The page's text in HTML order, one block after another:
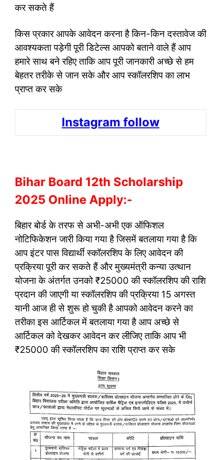
कर सकते हैं
किस प्रकार आपके आवेदन करना है किन-किन दस्तावेज की
आवश्यकता पड़ेगी पूरी डिटेल्स आपको बताने वाले हैं आप
हमारे साथ बने रहिए ताकि आप पूरी जानकारी अच्छे से हम
बेहतर तरीके से जान सके और आप स्कॉलरशिप का लाभ
प्राप्त कर सके
Instagram follow
Bihar Board 12th Scholarship
2025 Online Apply:-
बिहार बोर्ड के तरफ से अभी-अभी एक ऑफिशल
नोटिफिकेशन जारी किया गया है जिसमें बतलाया गया है कि
आप इंटर पास विद्यार्थी स्कॉलरशिप के लिए आवेदन की
प्रक्रिया पूरी कर सकते हैं और मुख्यमंत्री कन्या उत्थान
योजना के अंतर्गत उनको ₹25000 की स्कॉलरशिप की राशि
प्रदान की जाएगी या स्कॉलरशिप की प्रक्रिया 15 अगस्त
यानी आज ही से शुरू हो चुकी है आपको आवेदन करने का
तरीका इस आर्टिकल में बतलाया गया है आप अच्छे से
आर्टिकल को देखकर आवेदन कर लीजिए ताकि आप भी
₹25000 की स्कॉलरशिप का राशि प्राप्त कर सके